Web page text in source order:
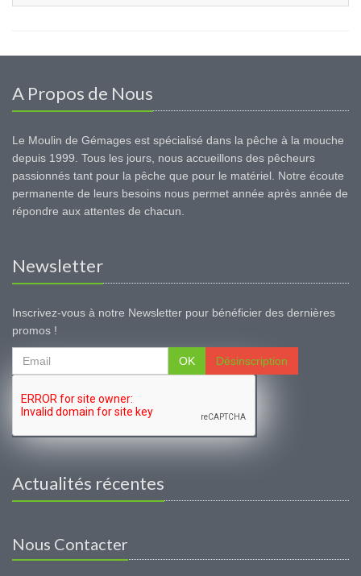
A Propos de Nous
Le Moulin de Gémages est spécialisé dans la pêche à la mouche
depuis 1999. Tous les jours, nous accueillons des pêcheurs
passionnés tant pour la pêche que pour le matériel. Notre écoute
permanente de leurs besoins nous permet année après année de
répondre aux attentes de chacun.
Newsletter
Inscrivez-vous à notre Newsletter pour bénéficier des dernières
promos !
OK Désinscription
Actualités récentes
Nous Contacter